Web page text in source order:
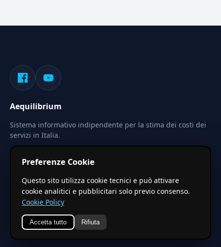
Aequilibrium
Sistema informativo indipendente per la stima dei costi dei
servizi in Italia.
Le stime pubblicate sono calcolate tramite coefficienti
territoriali regionali applicati a valori base nazionali. Non
costituiscono preventivo ufficiale.
© 2026 Aequilibrium — Un progetto di vxd.mobi
Preferenze Cookie
Questo sito utilizza cookie tecnici e può attivare
cookie analitici e pubblicitari solo previo consenso.
Cookie Policy
Accetta tutto Rifiuta